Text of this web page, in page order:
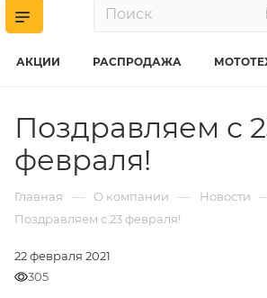
АКЦИИ РАСПРОДАЖА
Поздравляем с
февраля!
Главная — О компании — Новости
Поздравляем с 23 февраля!
22 февраля 2021
305